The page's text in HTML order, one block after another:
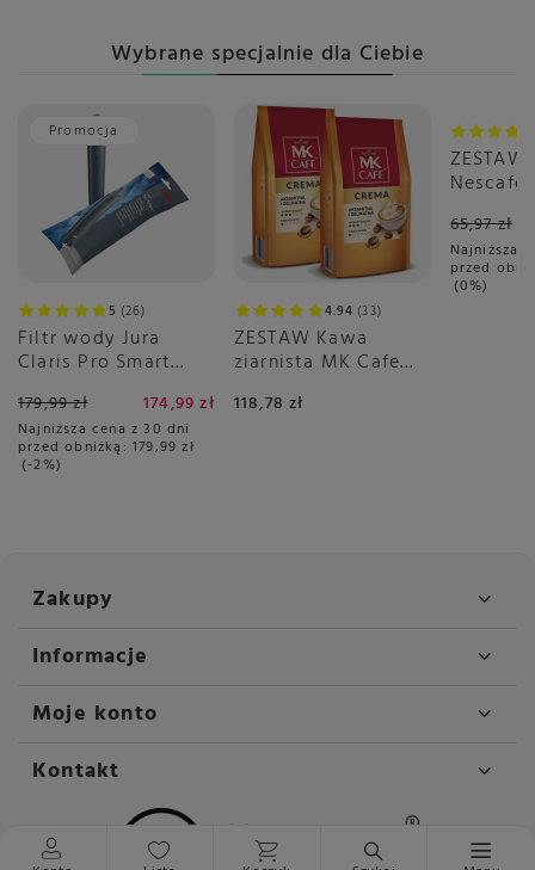
Wybrane specjalnie dla Ciebie
Promocja
5 26
Filtr wody Jura
Claris Pro Smart
179,99 zł 174,99 zł
Najniższa cena z 30 dni
przed obniżką: 179,99 zł
-2%
4.94 33
ZESTAW Kawa
ziarnista MK Cafe
118,78 zł
Okazja
Nescafé
sztuk
65,97 zł
Najniższa
przed
0%
Zakupy
Informacje
Moje konto
Kontakt